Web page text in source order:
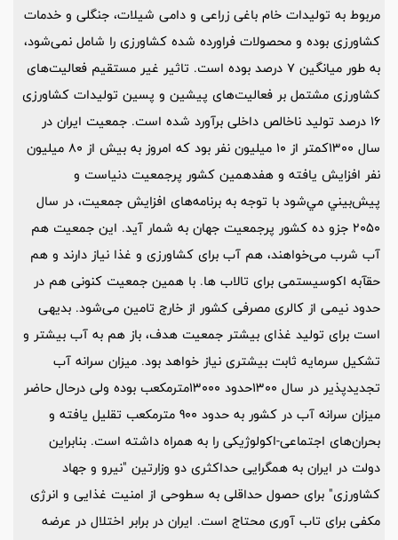
مربوط به تولیدات خام باغی زراعی و دامی شیلات، جنگلی و خدمات
کشاورزی بوده و محصولات فراورده شده کشاورزی را شامل نمی‌شود،
به طور میانگین 7 درصد بوده است. تاثیر غیر مستقیم فعالیت‌های
کشاورزی مشتمل بر فعالیت‌های پیشین و پسین تولیدات کشاورزی
16 درصد تولید ناخالص داخلی برآورد شده است. جمعيت ايران در
سال 1300كمتر از 10 ميليون نفر بود كه امروز به بيش از 80 ميليون
نفر افزايش يافته و هفدهمين كشور پرجمعيت دنياست و
پيش‌بيني مي‌شود با توجه به برنامه‌های افزایش جمعیت، در سال
2050 جزو ده كشور پرجمعيت جهان به شمار آيد. این جمعیت هم
آب شرب می‌خواهند، هم آب برای کشاورزی و غذا نیاز دارند و هم
حقآبه اکوسیستمی برای تالاب ها. با همین جمعیت کنونی هم در
حدود نیمی از کالری مصرفی کشور از خارج تامین می‌شود. بدیهی
است برای تولید غذای بیشتر جمعیت هدف، باز هم به آب بیشتر و
تشکیل سرمایه ثابت بیشتری نیاز خواهد بود. ميزان سرانه آب
تجديدپذير در سال 1300حدود 13000مترمكعب بوده ولی درحال حاضر
ميزان سرانه آب در كشور به حدود 900 مترمكعب تقليل يافته و
بحران‌های اجتماعی-اکولوژیکی را به همراه داشته است. بنابراین
دولت در ایران به همگرایی حداکثری دو وزارتین "نیرو و جهاد
کشاورزی" برای حصول حداقلی به سطوحی از امنیت غذایی و انرژی
مکفی برای تاب آوری محتاج است. ایران در برابر اختلال در عرضه